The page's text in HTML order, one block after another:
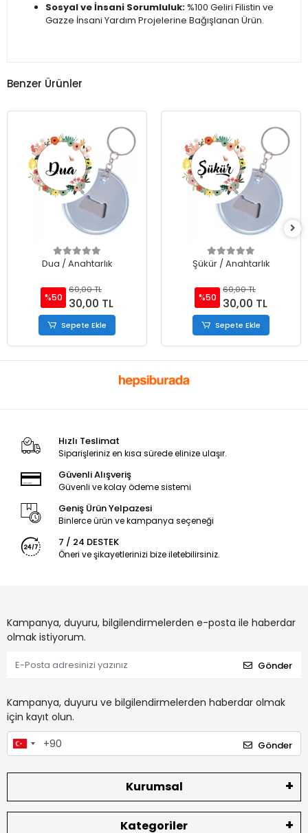
Sosyal ve İnsani Sorumluluk: %100 Geliri Filistin ve
Gazze İnsani Yardım Projelerine Bağışlanan Ürün.
Benzer Ürünler
Dua / Anahtarlık
%50
60,00 TL
30,00 TL
Sepete Ekle
Şükür / Anahtarlık
%50
60,00 TL
30,00 TL
Sepete Ekle
Hızlı Teslimat
Siparişleriniz en kısa sürede elinize ulaşır.
Güvenli Alışveriş
Güvenli ve kolay ödeme sistemi
Geniş Ürün Yelpazesi
Binlerce ürün ve kampanya seçeneği
7 / 24 DESTEK
Öneri ve şikayetlerinizi bize iletebilirsiniz.
Kampanya, duyuru, bilgilendirmelerden e-posta ile haberdar
olmak istiyorum.
Gönder
Kampanya, duyuru ve bilgilendirmelerden haberdar olmak
için kayıt olun.
Gönder
Kurumsal
Kategoriler